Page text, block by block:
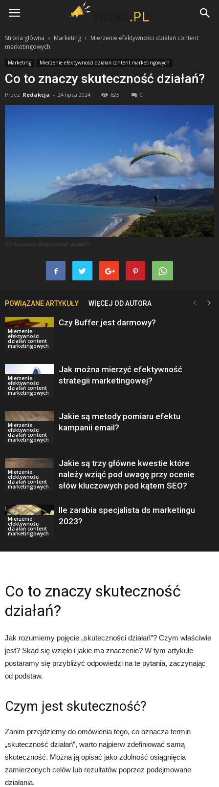
Yasna.pl
Strona główna Marketing
Mierzenie efektywności działań content
marketingowych
Marketing Mierzenie efektywności działań content marketingowych
Co to znaczy skuteczność działań?
Przez Redakcja - 24 lipca 2024 625 0
Co to znaczy skuteczność działań?
POWIĄZANE ARTYKUŁY WIĘCEJ OD AUTORA
Mierzenie
efektywności
działań content
marketingowych
Czy Buffer jest darmowy?
Mierzenie
efektywności
działań content
marketingowych
Jak można mierzyć efektywność
strategii marketingowej?
Mierzenie
efektywności
działań content
marketingowych
Jakie są metody pomiaru efektu
kampanii email?
Mierzenie
efektywności
działań content
marketingowych
Jakie są trzy główne kwestie które
należy wziąć pod uwagę przy ocenie
słów kluczowych pod kątem SEO?
Mierzenie
efektywności
działań content
marketingowych
Ile zarabia specjalista ds marketingu
2023?
Co to znaczy skuteczność
działań?
Jak rozumiemy pojęcie „skuteczności działań”? Czym właściwie
jest? Skąd się wzięło i jakie ma znaczenie? W tym artykule
postaramy się przybliżyć odpowiedzi na te pytania, zaczynając
od podstaw.
Czym jest skuteczność?
Zanim przejdziemy do omówienia tego, co oznacza termin
„skuteczność działań”, warto najpierw zdefiniować samą
skuteczność. Można ją opisać jako zdolność osiągnięcia
zamierzonych celów lub rezultatów poprzez podejmowane
działania.